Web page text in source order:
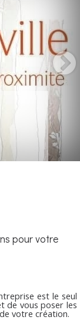
pour votre
est le seul
de vous poser les
votre création.